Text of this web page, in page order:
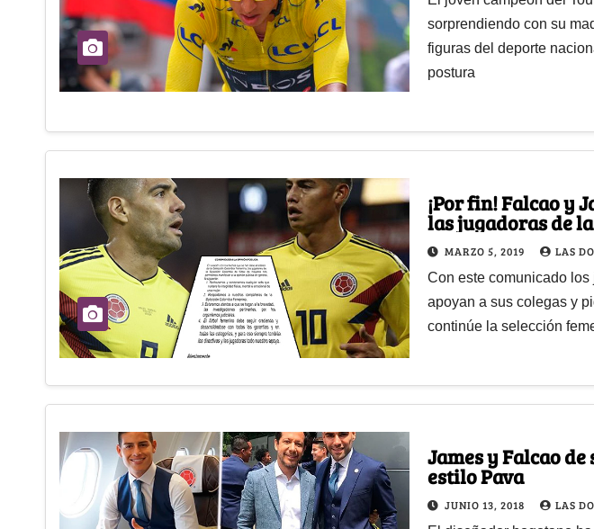
sorprendiendo con su
figuras del deporte
postura
¡Por fin! Falcao y
las jugadoras de
denunciaron
MARZO 5, 2019 LAS
Con este comunicado
apoyan a sus colegas y
continúe la selección
James y Falcao
estilo Pava
JUNIO 13, 2018 LAS